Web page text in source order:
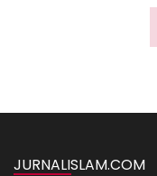
JURNALISLAM.COM